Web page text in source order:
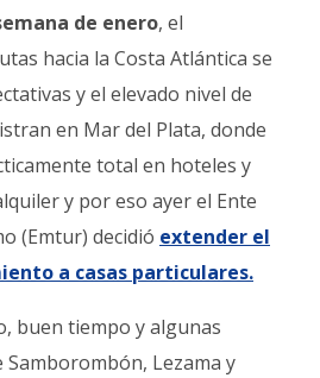
de enero, el
hacia la Costa Atlántica se
y el elevado nivel de
en Mar del Plata, donde
total en hoteles y
y por eso ayer el Ente
(Emtur) decidió extender el
a casas particulares.
buen tiempo y algunas
Samborombón, Lezama y